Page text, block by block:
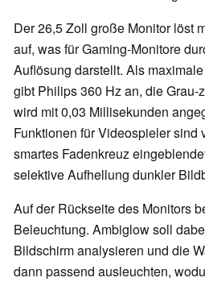
Der 26,5 Zoll große Monitor löst
auf, was für Gaming-Monitore
Auflösung darstellt. Als
gibt Philips 360 Hz an, die Grau-
wird mit 0,03 Millisekunden
Funktionen für Videospieler sind
smartes Fadenkreuz
selektive Aufhellung dunkler
Auf der Rückseite des Monitors
Beleuchtung. Ambiglow soll
Bildschirm analysieren und die
dann passend ausleuchten,